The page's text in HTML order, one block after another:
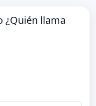
¿Quién llama